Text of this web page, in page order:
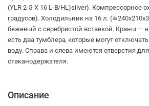
(YLR 2-5-X 16 L-B/HL)silver). Компрессорное
градусов). Холодильник на 16 л.
бежевый с серебристой вставкой. Краны —
есть два тумблера, которые могут
воду. Справа и слева имеются отверстия
стаканодержателя.
Описание